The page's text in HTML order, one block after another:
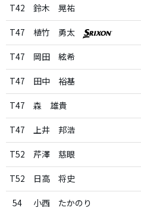
T42 鈴木 晃祐
T47 植竹 勇太
T47 岡田 絃希
T47 田中 裕基
T47 森 雄貴
T47 上井 邦浩
T52 芹澤 慈眼
T52 日高 将史
54 小西 たかのり